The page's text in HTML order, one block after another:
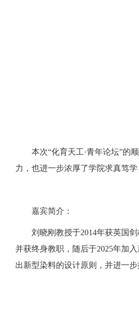
本次“化育天工·青年论坛”的
力，也进一步浓厚了学院求真笃
嘉宾简介：
刘晓刚教授于2014年获英国
并获终身教职，随后于2025年加
出新型染料的设计原则，并进一